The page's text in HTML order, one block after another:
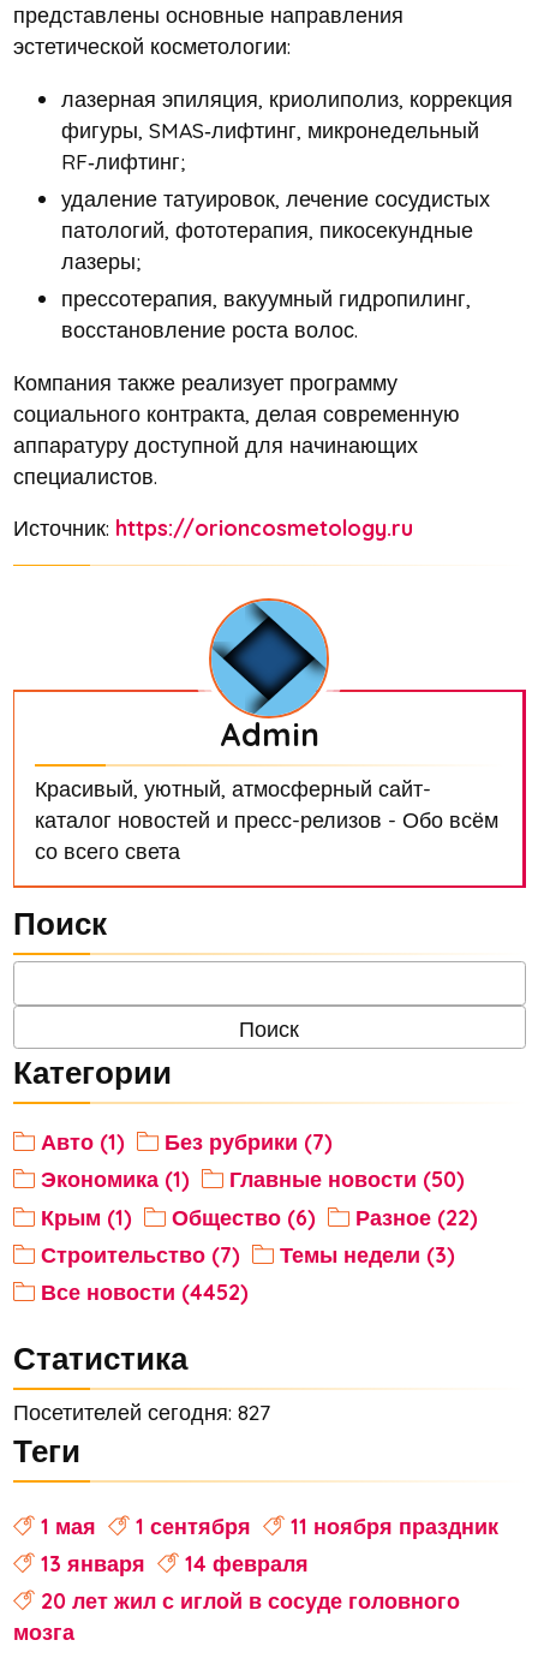
представлены основные направления
эстетической косметологии:
лазерная эпиляция, криолиполиз, коррекция
фигуры, SMAS‑лифтинг, микронедельный
RF‑лифтинг;
удаление татуировок, лечение сосудистых
патологий, фототерапия, пикосекундные
лазеры;
прессотерапия, вакуумный гидропилинг,
восстановление роста волос.
Компания также реализует программу
социального контракта, делая современную
аппаратуру доступной для начинающих
специалистов.
Источник: https://orioncosmetology.ru
Admin
Красивый, уютный, атмосферный сайт-
каталог новостей и пресс-релизов - Обо всём
со всего света
Поиск
Категории
Авто (1)
Без рубрики (7)
Экономика (1)
Главные новости (50)
Крым (1)
Общество (6)
Разное (22)
Строительство (7)
Темы недели (3)
Все новости (4452)
Статистика
Посетителей сегодня: 827
Теги
1 мая 1 сентября
11 ноября праздник
13 января
14 февраля
20 лет жил с иглой в сосуде головного
мозга